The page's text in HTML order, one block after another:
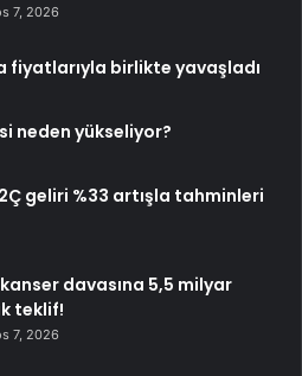
7, 2026
fiyatlarıyla birlikte yavaşladı
neden yükseliyor?
geliri %33 artışla tahminleri
davasına 5,5 milyar
teklif!
7, 2026